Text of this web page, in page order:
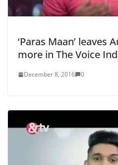
‘Paras Maan’ leaves
more in The Voice
December 8, 2016 0